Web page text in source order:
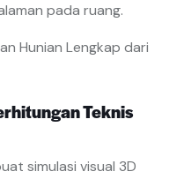
pada ruang.
Teknis
simulasi visual 3D